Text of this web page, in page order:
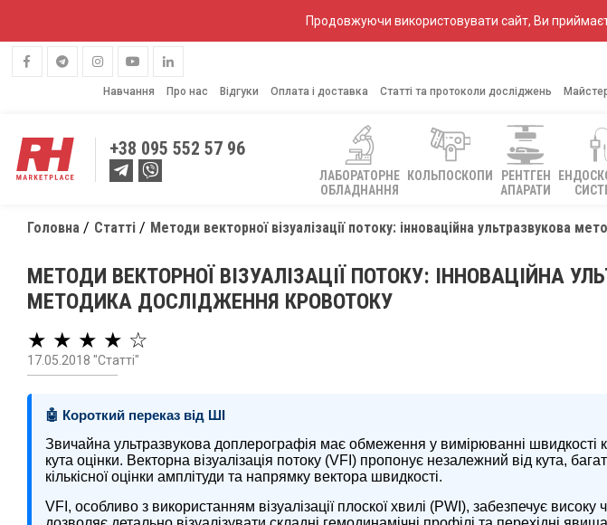
Продовжуючи використовувати сайт, Ви
Навчання Про нас Відгуки Оплата і доставка Статті та протоколи досліджень
+38 095 552 57 96
ЛАБОРАТОРНЕ
ОБЛАДНАННЯ
КОЛЬПОСКОПИ
РЕНТГЕН
АПАРАТИ
Головна Статті Методи векторної візуалізації потоку: інноваційна ультразвукова
МЕТОДИ ВЕКТОРНОЇ ВІЗУАЛІЗАЦІЇ ПОТОКУ: ІННОВАЦІЙНА
МЕТОДИКА ДОСЛІДЖЕННЯ КРОВОТОКУ
★ ★ ★ ★ ☆
17.05.2018 "Статті"
🤖 Короткий переказ від ШІ
Звичайна ультразвукова доплерографія має обмеження у вимірюванні швидкості
кута оцінки. Векторна візуалізація потоку (VFI) пропонує незалежний від кута,
кількісної оцінки амплітуди та напрямку вектора швидкості.
VFI, особливо з використанням візуалізації плоскої хвилі (PWI), забезпечує високу